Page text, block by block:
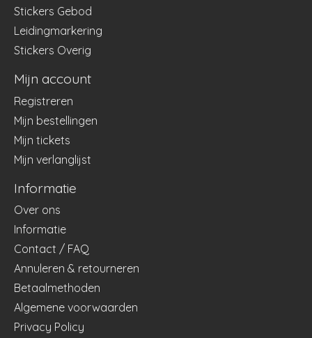
Stickers Gebod
Leidingmarkering
Stickers Overig
Mijn account
Registreren
Mijn bestellingen
Mijn tickets
Mijn verlanglijst
Informatie
Over ons
Informatie
Contact / FAQ
Annuleren & retourneren
Betaalmethoden
Algemene voorwaarden
Privacy Policy